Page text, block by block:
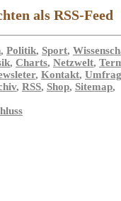
als RSS-Feed
, Politik, Sport,
, Charts, Netzwelt,
, Kontakt,
, RSS, Shop, Sitemap,